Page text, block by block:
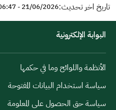
تاريخ اخر تحديث:21/06/2026 - 06:47
البوابة الإلكترونية
الأنظمة واللوائح وما في حكمها
سياسة استخدام البيانات المفتوحة
سياسة حق الحصول على المعلومة